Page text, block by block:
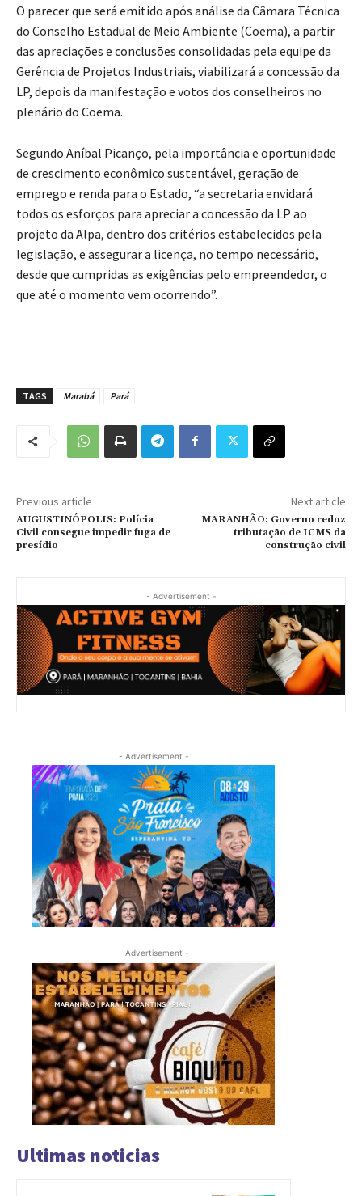
O parecer que será emitido após análise da Câmara Técnica
do Conselho Estadual de Meio Ambiente (Coema), a partir
das apreciações e conclusões consolidadas pela equipe da
Gerência de Projetos Industriais, viabilizará a concessão da
LP, depois da manifestação e votos dos conselheiros no
plenário do Coema.
Segundo Aníbal Picanço, pela importância e oportunidade
de crescimento econômico sustentável, geração de
emprego e renda para o Estado, “a secretaria envidará
todos os esforços para apreciar a concessão da LP ao
projeto da Alpa, dentro dos critérios estabelecidos pela
legislação, e assegurar a licença, no tempo necessário,
desde que cumpridas as exigências pelo empreendedor, o
que até o momento vem ocorrendo”.
TAGS Marabá Pará
Previous article
AUGUSTINÓPOLIS: Polícia
Civil consegue impedir fuga de
presídio
Next article
MARANHÃO: Governo reduz
tributação de ICMS da
construção civil
- Advertisement -
- Advertisement -
- Advertisement -
Ultimas noticias